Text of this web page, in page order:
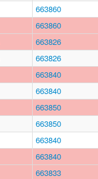
663860
663860
663826
663826
663840
663840
663850
663850
663840
663840
663833